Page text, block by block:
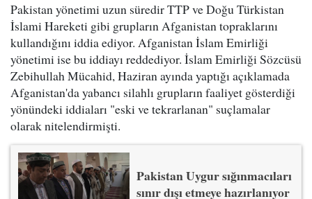
Pakistan yönetimi uzun süredir TTP ve Doğu Türkistan
İslami Hareketi gibi grupların Afganistan topraklarını
kullandığını iddia ediyor. Afganistan İslam Emirliği
yönetimi ise bu iddiayı reddediyor. İslam Emirliği Sözcüsü
Zebihullah Mücahid, Haziran ayında yaptığı açıklamada
Afganistan'da yabancı silahlı grupların faaliyet gösterdiği
yönündeki iddiaları "eski ve tekrarlanan" suçlamalar
olarak nitelendirmişti.
Pakistan Uygur sığınmacıları
sınır dışı etmeye hazırlanıyor